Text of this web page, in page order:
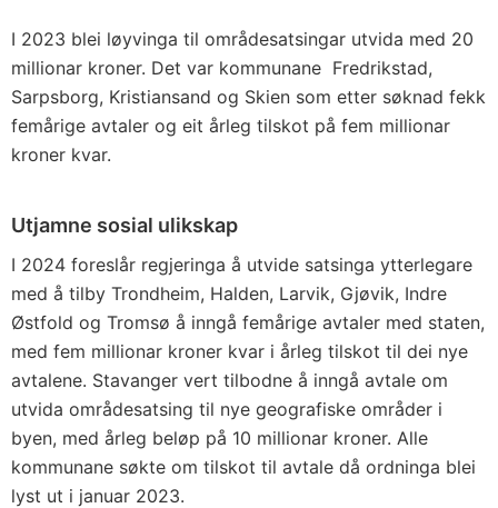
I 2023 blei løyvinga til områdesatsingar utvida med 20
millionar kroner. Det var kommunane Fredrikstad,
Sarpsborg, Kristiansand og Skien som etter søknad fekk
femårige avtaler og eit årleg tilskot på fem millionar
kroner kvar.
Utjamne sosial ulikskap
I 2024 foreslår regjeringa å utvide satsinga ytterlegare
med å tilby Trondheim, Halden, Larvik, Gjøvik, Indre
Østfold og Tromsø å inngå femårige avtaler med staten,
med fem millionar kroner kvar i årleg tilskot til dei nye
avtalene. Stavanger vert tilbodne å inngå avtale om
utvida områdesatsing til nye geografiske områder i
byen, med årleg beløp på 10 millionar kroner. Alle
kommunane søkte om tilskot til avtale då ordninga blei
lyst ut i januar 2023.